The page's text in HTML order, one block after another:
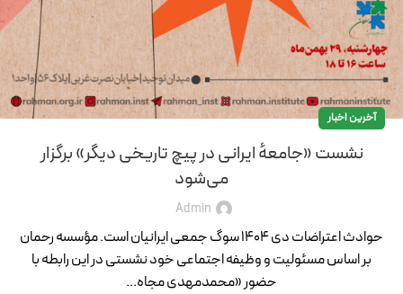
آخرین اخبار
نشست «جامعهٔ ایرانی در پیچ تاریخی دیگر» برگزار
می‌شود
Admin
حوادث اعتراضات دی ۱۴۰۴ سوگ جمعی ایرانیان است. مؤسسه رحمان
بر اساس مسئولیت و وظیفه اجتماعی خود نشستی در این رابطه با
حضور «محمدمهدی مجاه...